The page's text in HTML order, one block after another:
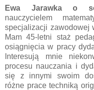
Ewa Jarawka o
nauczycielem
specjalizacji zawodowej
Mam 45-letni staż
osiągnięcia w pracy
Interesują mnie
procesu nauczania i
się z innymi swoim
różne prace techniką